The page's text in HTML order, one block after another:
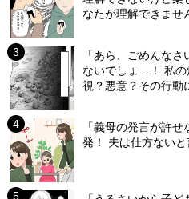
なたが理解できませ
「あら、ごめんな
ないでしょ…！ 私
視？悪意？その行動
「義母の発言が許
発！ 夫は仕方ない